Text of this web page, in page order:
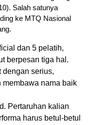
Salah satunya
ke MTQ Nasional
dan 5 pelatih,
berpesan tiga hal.
dengan serius,
membawa nama baik
Pertaruhan kalian
harus betul-betul